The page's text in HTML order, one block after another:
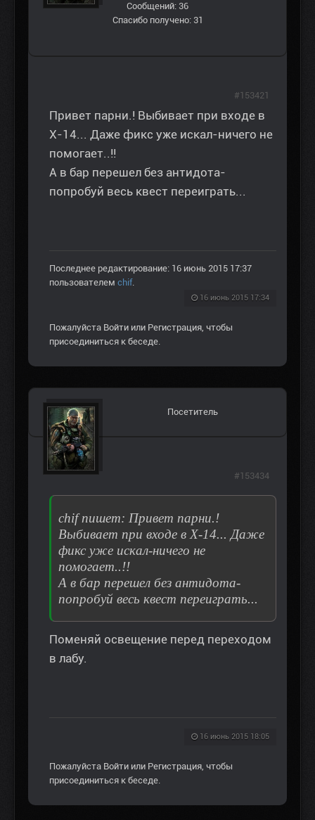
Сообщений: 36
Спасибо получено: 31
Привет парни.! Выбивает при входе в
Х-14... Даже фикс уже искал-ничего не
помогает..!!
А в бар перешел без антидота-
попробуй весь квест переиграть...
Последнее редактирование: 16 июнь 2015 17:37
пользователем chif.
16 июнь 2015 17:34
#153421
Пожалуйста Войти или Регистрация, чтобы
присоединиться к беседе.
Посетитель
chif пишет: Привет парни.!
Выбивает при входе в Х-14... Даже
фикс уже искал-ничего не
помогает..!!
А в бар перешел без антидота-
попробуй весь квест переиграть...
Поменяй освещение перед переходом
в лабу.
16 июнь 2015 18:05
#153434
Пожалуйста Войти или Регистрация, чтобы
присоединиться к беседе.